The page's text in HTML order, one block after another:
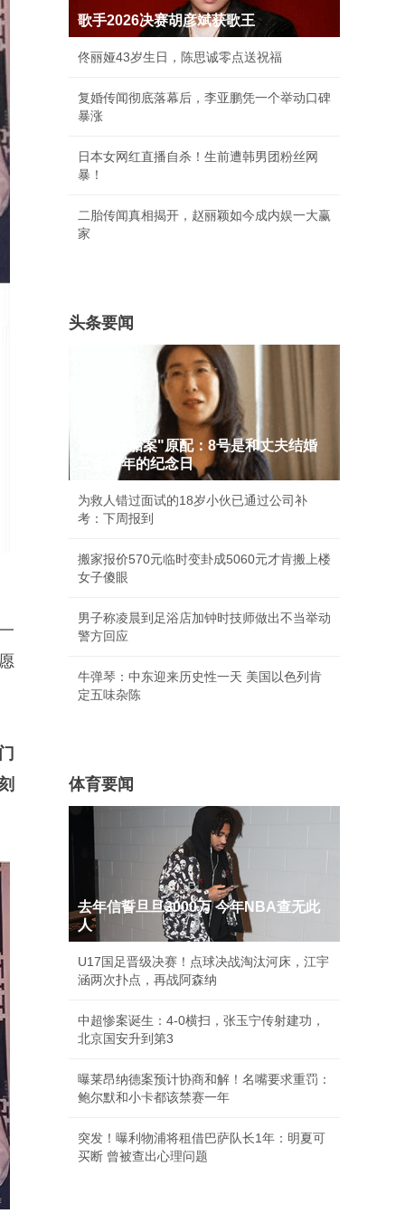
歌手2026决赛胡彦斌获歌王
佟丽娅43岁生日，陈思诚零点送祝福
复婚传闻彻底落幕后，李亚鹏凭一个举动口碑
暴涨
日本女网红直播自杀！生前遭韩男团粉丝网
暴！
二胎传闻真相揭开，赵丽颖如今成内娱一大赢
家
头条要闻
"婚外胚胎案"原配：8号是和丈夫结婚
二十周年的纪念日
为救人错过面试的18岁小伙已通过公司补
考：下周报到
搬家报价570元临时变卦成5060元才肯搬上楼
女子傻眼
男子称凌晨到足浴店加钟时技师做出不当举动
警方回应
牛弹琴：中东迎来历史性一天 美国以色列肯
定五味杂陈
体育要闻
去年信誓旦旦3000万 今年NBA查无此
人
U17国足晋级决赛！点球决战淘汰河床，江宇
涵两次扑点，再战阿森纳
中超惨案诞生：4-0横扫，张玉宁传射建功，
北京国安升到第3
曝莱昂纳德案预计协商和解！名嘴要求重罚：
鲍尔默和小卡都该禁赛一年
突发！曝利物浦将租借巴萨队长1年：明夏可
买断 曾被查出心理问题